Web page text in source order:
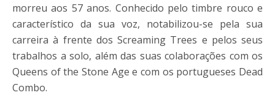
morreu aos 57 anos. Conhecido pelo timbre rouco e
característico da sua voz, notabilizou-se pela sua
carreira à frente dos Screaming Trees e pelos seus
trabalhos a solo, além das suas colaborações com os
Queens of the Stone Age e com os portugueses Dead
Combo.